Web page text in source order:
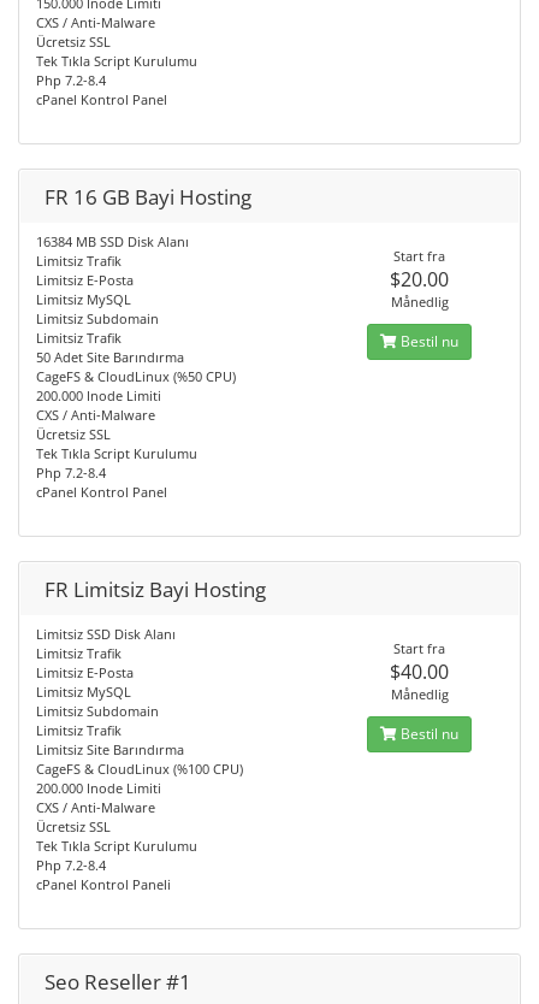
CXS / Anti-Malware
Ücretsiz SSL
Tek Tıkla Script Kurulumu
Php 7.2-8.4
cPanel Kontrol Panel
FR 16 GB Bayi Hosting
16384 MB SSD Disk Alanı
Limitsiz Trafik
Limitsiz E-Posta
Limitsiz MySQL
Limitsiz Subdomain
Limitsiz Trafik
50 Adet Site Barındırma
CageFS & CloudLinux (%50 CPU)
200.000 Inode Limiti
CXS / Anti-Malware
Ücretsiz SSL
Tek Tıkla Script Kurulumu
Php 7.2-8.4
cPanel Kontrol Panel
Start fra
$20.00
Månedlig
Bestil nu
FR Limitsiz Bayi Hosting
Limitsiz SSD Disk Alanı
Limitsiz Trafik
Limitsiz E-Posta
Limitsiz MySQL
Limitsiz Subdomain
Limitsiz Trafik
Limitsiz Site Barındırma
CageFS & CloudLinux (%100 CPU)
200.000 Inode Limiti
CXS / Anti-Malware
Ücretsiz SSL
Tek Tıkla Script Kurulumu
Php 7.2-8.4
cPanel Kontrol Paneli
Start fra
$40.00
Månedlig
Bestil nu
Seo Reseller #1